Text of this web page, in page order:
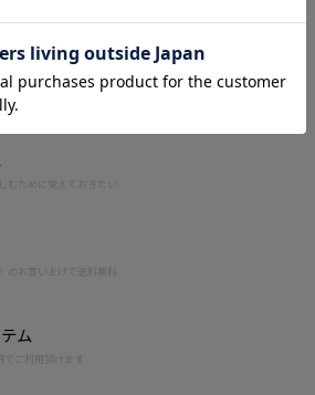
むために覚えておきたい
のお買い上げで送料無料
ム
ご利用頂けます